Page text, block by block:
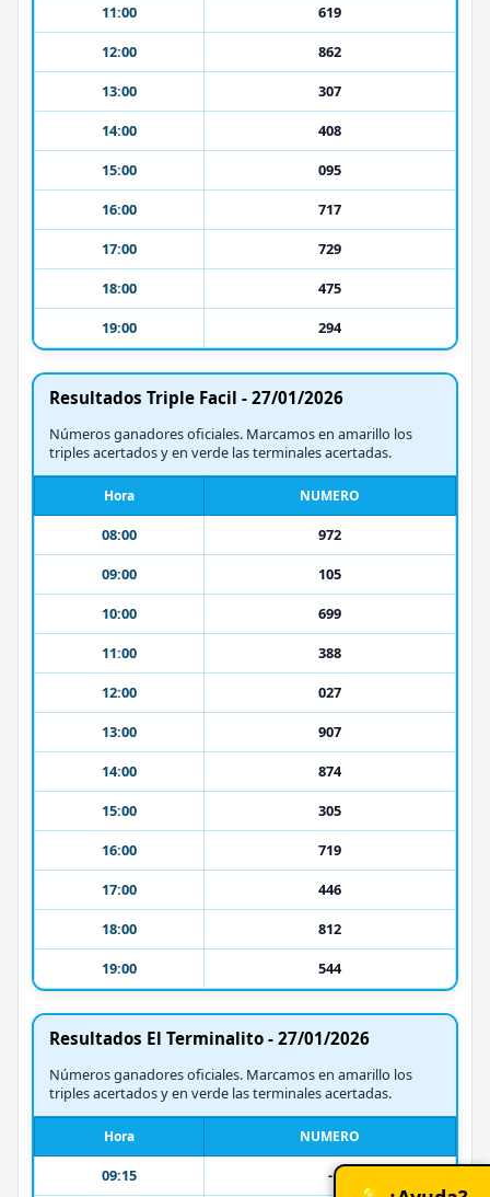
11:00
619
12:00
862
13:00
307
14:00
408
15:00
095
16:00
717
17:00
729
18:00
475
19:00
294
Resultados Triple Facil - 27/01/2026
Números ganadores oficiales. Marcamos en amarillo los
triples acertados y en verde las terminales acertadas.
Hora NUMERO
08:00
972
09:00
105
10:00
699
11:00
388
12:00
027
13:00
907
14:00
874
15:00
305
16:00
719
17:00
446
18:00
812
19:00
544
Resultados El Terminalito - 27/01/2026
Números ganadores oficiales. Marcamos en amarillo los
triples acertados y en verde las terminales acertadas.
Hora NUMERO
09:15 -